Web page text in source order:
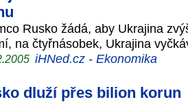
Rusko žádá, aby Ukrajina
na čtyřnásobek, Ukrajina
iHNed.cz - Ekonomika
dluží přes bilion korun